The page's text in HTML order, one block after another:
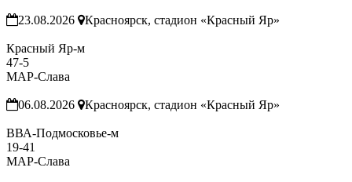
23.08.2026 Красноярск, стадион «Красный Яр»
Красный Яр-м
47-5
МАР-Слава
06.08.2026 Красноярск, стадион «Красный Яр»
ВВА-Подмосковье-м
19-41
МАР-Слава